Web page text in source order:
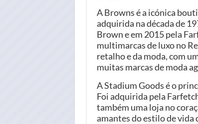
A Browns é a icónica
adquirida na década de
Brown e em 2015 pela
multimarcas de luxo no
retalho e da moda, com
muitas marcas de moda
A Stadium Goods é o
Foi adquirida pela
também uma loja no
amantes do estilo de